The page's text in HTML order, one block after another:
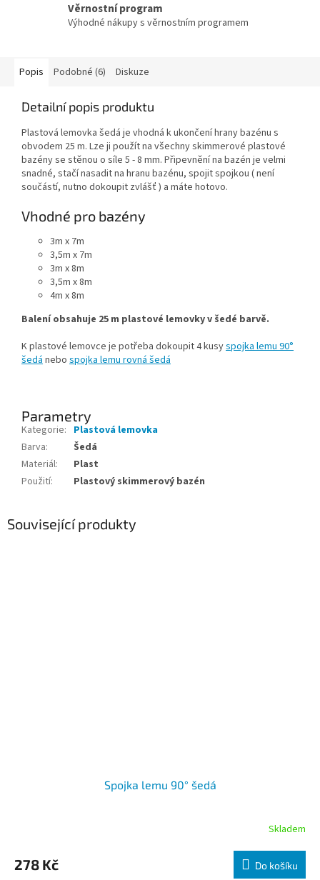
Věrnostní program
Výhodné nákupy s věrnostním programem
Popis Podobné (6) Diskuze
Detailní popis produktu
Plastová lemovka šedá je vhodná k ukončení hrany bazénu s
obvodem 25 m. Lze ji použít na všechny skimmerové plastové
bazény se stěnou o síle 5 - 8 mm. Připevnění na bazén je velmi
snadné, stačí nasadit na hranu bazénu, spojit spojkou ( není
součástí, nutno dokoupit zvlášť ) a máte hotovo.
Vhodné pro bazény
3m x 7m
3,5m x 7m
3m x 8m
3,5m x 8m
4m x 8m
Balení obsahuje 25 m plastové lemovky v šedé barvě.
K plastové lemovce je potřeba dokoupit4 kusyspojka lemu 90°
šedánebo spojka lemu rovná šedá
Parametry
Kategorie: Plastová lemovka
Barva:
Šedá
Materiál:
Plast
Použití: Plastový skimmerový bazén
Související produkty
Spojka lemu 90° šedá
Skladem
278 Kč Do košíku